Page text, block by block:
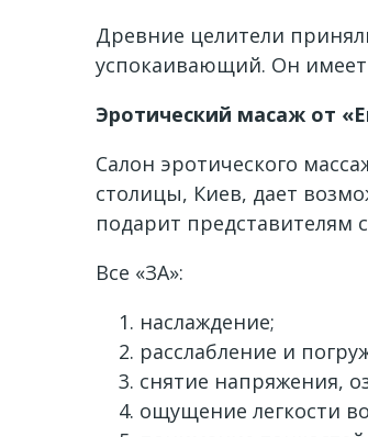
Древние целители
успокаивающий. Он
Эротический масаж от
Салон эротического
столицы, Киев, дает
подарит
Все «ЗА»:
наслаждение;
расслабление и
снятие напряжения,
ощущение легкости